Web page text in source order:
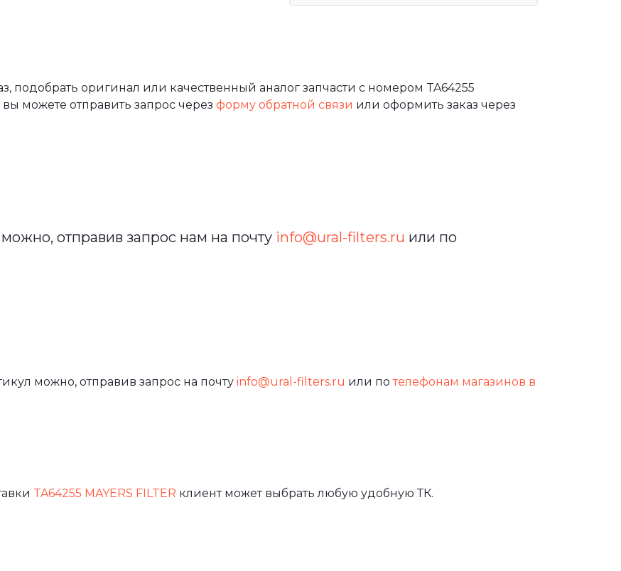
оригинал или качественный аналог запчасти с номером TA64255
вы можете отправить запрос через форму обратной связи или оформить заказ через
отправив запрос нам на почту info@ural-filters.ru или по
можно, отправив запрос на почту info@ural-filters.ru или потелефонам магазинов в
TA64255 MAYERS FILTER клиент может выбрать любую удобную ТК.